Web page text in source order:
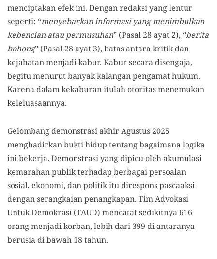
menciptakan efek ini. Dengan redaksi yang lentur
seperti: “menyebarkan informasi yang menimbulkan
kebencian atau permusuhan” (Pasal 28 ayat 2), “berita
bohong” (Pasal 28 ayat 3), batas antara kritik dan
kejahatan menjadi kabur. Kabur secara disengaja,
begitu menurut banyak kalangan pengamat hukum.
Karena dalam kekaburan itulah otoritas menemukan
keleluasaannya.
Gelombang demonstrasi akhir Agustus 2025
menghadirkan bukti hidup tentang bagaimana logika
ini bekerja. Demonstrasi yang dipicu oleh akumulasi
kemarahan publik terhadap berbagai persoalan
sosial, ekonomi, dan politik itu direspons pascaaksi
dengan serangkaian penangkapan. Tim Advokasi
Untuk Demokrasi (TAUD) mencatat sedikitnya 616
orang menjadi korban, lebih dari 399 di antaranya
berusia di bawah 18 tahun.